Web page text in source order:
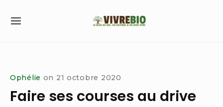
SITE
Ophélie on 21 octobre 2020
Faire ses courses au drive